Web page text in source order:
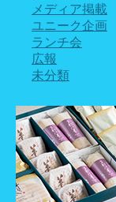
メディア掲載
ユニーク企画
ランチ会
広報
未分類